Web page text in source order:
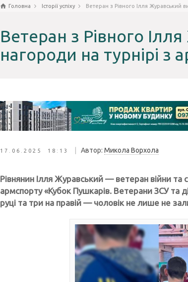
Головна Історії успіху Ветеран з Рівного Ілля Журавський
Ветеран з Рівного
нагороди на турнірі з
17.06.2025 18:13 Автор: Микола Ворхола
Рівнянин Ілля Журавський — ветеран війни
армспорту «Кубок Пушкарів. Ветерани ЗСУ та
руці та три на правій — чоловік не лише не